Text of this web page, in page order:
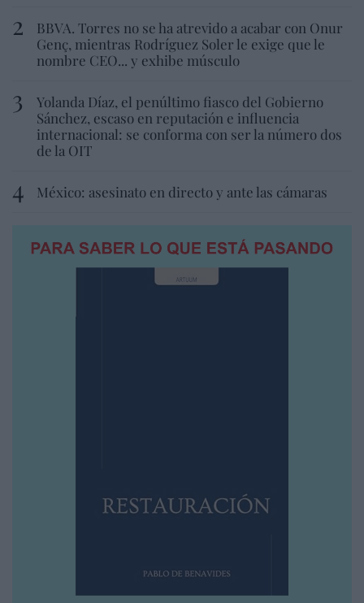
BBVA. Torres no se ha atrevido a acabar con Onur
Genç, mientras Rodríguez Soler le exige que le
nombre CEO... y exhibe músculo
Yolanda Díaz, el penúltimo fiasco del Gobierno
Sánchez, escaso en reputación e influencia
internacional: se conforma con ser la número dos
de la OIT
México: asesinato en directo y ante las cámaras